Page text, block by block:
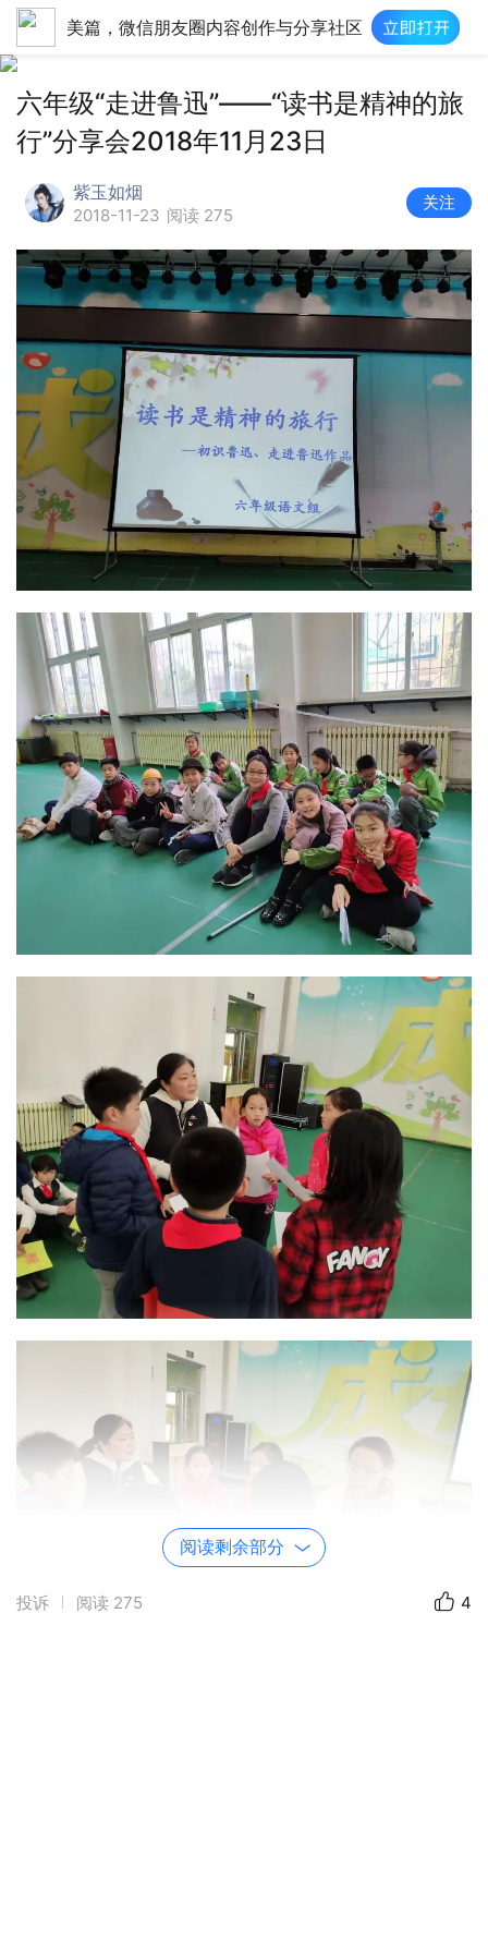
美篇，微信朋友圈内容创作与分享社区
六年级“走进鲁迅”——“读书是精神的旅
行”分享会2018年11月23日
紫玉如烟
2018-11-23 阅读 275
关注
阅读剩余部分
投诉 阅读 275 4